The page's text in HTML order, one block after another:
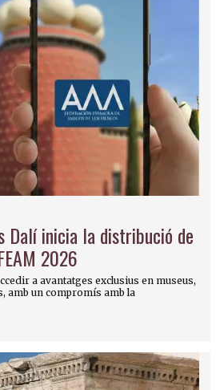
Dalí inicia la distribució de
2026
a avantatges exclusius en museus,
amb un compromís amb la